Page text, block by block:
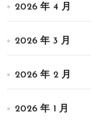
2026 年 4 月
2026 年 3 月
2026 年 2 月
2026 年 1 月